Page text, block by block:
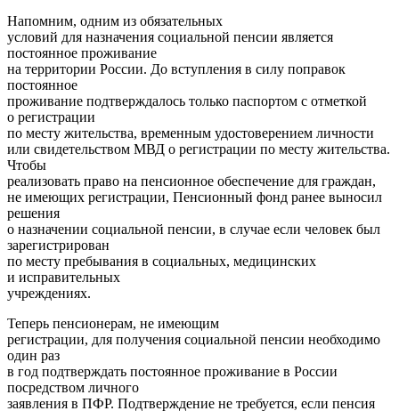
Напомним, одним из обязательных
условий для назначения социальной пенсии является
постоянное проживание
на территории России. До вступления в силу поправок
постоянное
проживание подтверждалось только паспортом с отметкой
о регистрации
по месту жительства, временным удостоверением личности
или свидетельством МВД о регистрации по месту жительства.
Чтобы
реализовать право на пенсионное обеспечение для граждан,
не имеющих регистрации, Пенсионный фонд ранее выносил
решения
о назначении социальной пенсии, в случае если человек был
зарегистрирован
по месту пребывания в социальных, медицинских
и исправительных
учреждениях.
Теперь пенсионерам, не имеющим
регистрации, для получения социальной пенсии необходимо
один раз
в год подтверждать постоянное проживание в России
посредством личного
заявления в ПФР. Подтверждение не требуется, если пенсия